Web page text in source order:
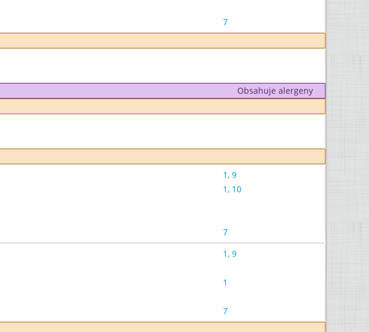
7
Obsahuje alergeny
1, 9
1, 10
7
1, 9
1
7